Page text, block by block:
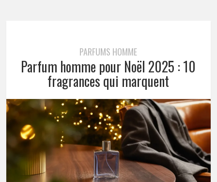
PARFUMS HOMME
Parfum homme pour Noël 2025 : 10
fragrances qui marquent